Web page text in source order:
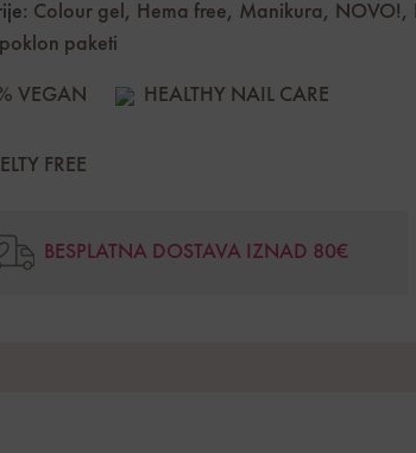
Colour gel , Hema free, Manikura, NOVO!,
paketi
VEGAN HEALTHY NAIL CARE
FREE
BESPLATNA DOSTAVA IZNAD 80€